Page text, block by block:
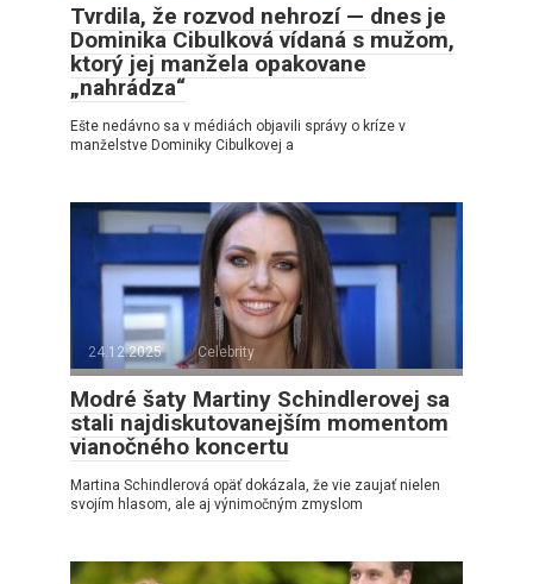
Tvrdila, že rozvod nehrozí — dnes je
Dominika Cibulková vídaná s mužom,
ktorý jej manžela opakovane
„nahrádza“
Ešte nedávno sa v médiách objavili správy o kríze v
manželstve Dominiky Cibulkovej a
24.12.2025 Celebrity
Modré šaty Martiny Schindlerovej sa
stali najdiskutovanejším momentom
vianočného koncertu
Martina Schindlerová opäť dokázala, že vie zaujať nielen
svojím hlasom, ale aj výnimočným zmyslom